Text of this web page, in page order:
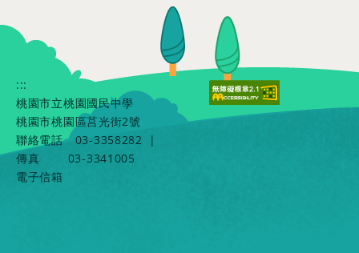
:::
桃園市立桃園國民中學
桃園市桃園區莒光街2號
聯絡電話
03-3358282
|
傳真
03-3341005
電子信箱